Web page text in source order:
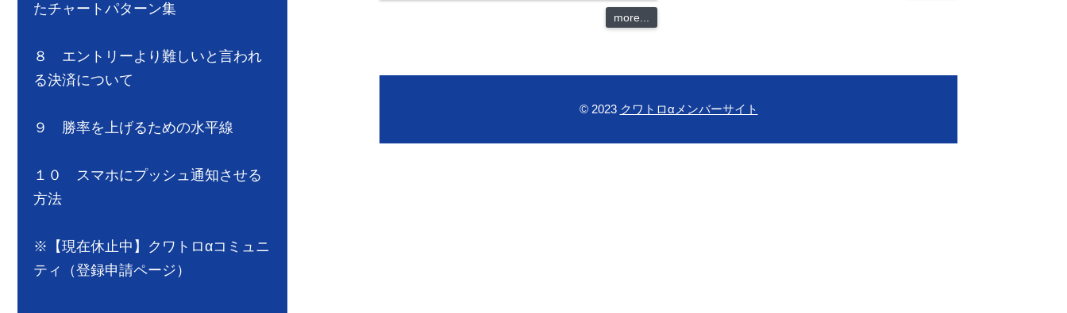
more...
© 2023 クワトロαメンバーサイト
たチャートパターン集
８ エントリーより難しいと言われ
る決済について
９ 勝率を上げるための水平線
１０ スマホにプッシュ通知させる
方法
※【現在休止中】クワトロαコミュニ
ティ（登録申請ページ）